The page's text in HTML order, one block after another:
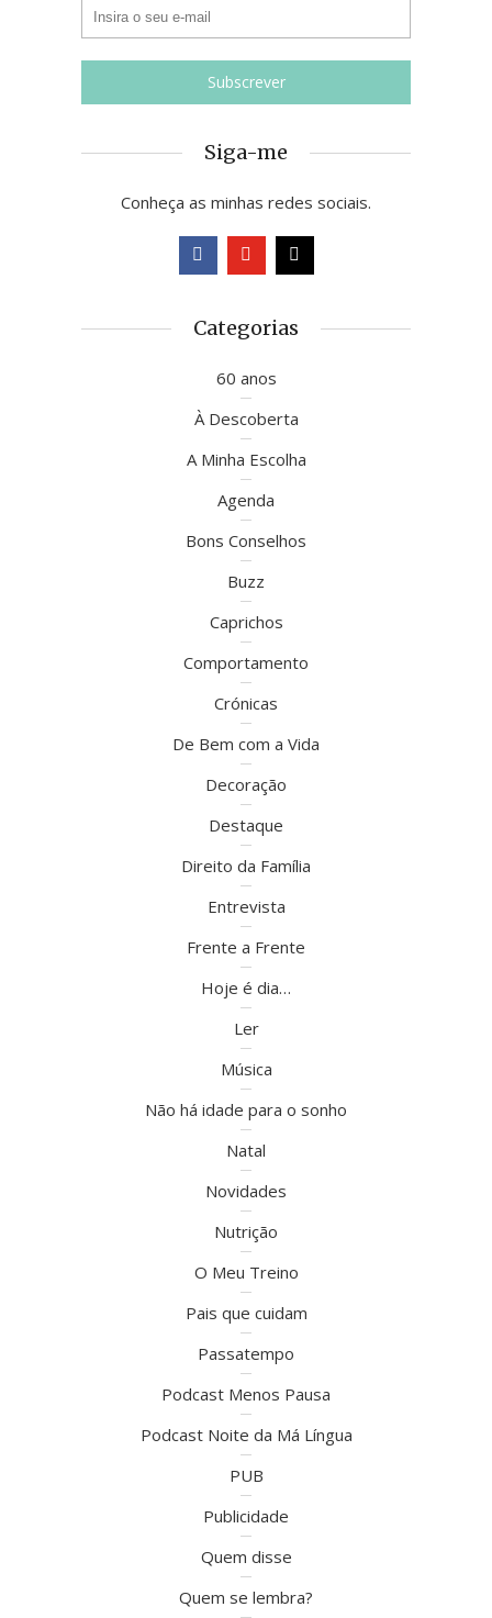
Siga-me
Conheça as minhas redes sociais.
Categorias
60 anos
À Descoberta
A Minha Escolha
Agenda
Bons Conselhos
Buzz
Caprichos
Comportamento
Crónicas
De Bem com a Vida
Decoração
Destaque
Direito da Família
Entrevista
Frente a Frente
Hoje é dia…
Ler
Música
Não há idade para o sonho
Natal
Novidades
Nutrição
O Meu Treino
Pais que cuidam
Passatempo
Podcast Menos Pausa
Podcast Noite da Má Língua
PUB
Publicidade
Quem disse
Quem se lembra?